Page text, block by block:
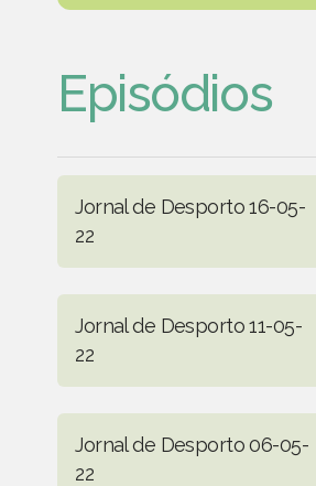
Episódios
Jornal de Desporto 16-05-
22
Jornal de Desporto 11-05-
22
Jornal de Desporto 06-05-
22